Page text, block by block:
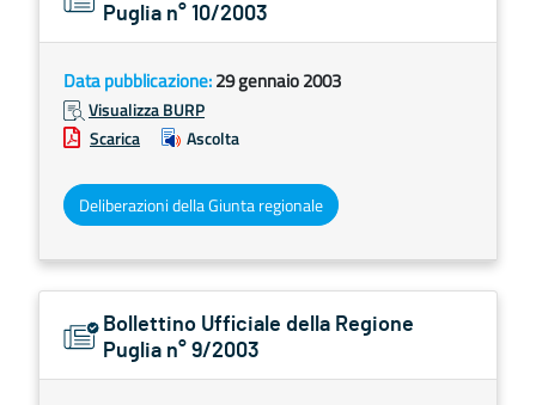
Puglia n° 10/2003
Data pubblicazione:29 gennaio 2003
Visualizza BURP
Scarica
Ascolta
Deliberazioni della Giunta regionale
Bollettino Ufficiale della Regione
Puglia n° 9/2003